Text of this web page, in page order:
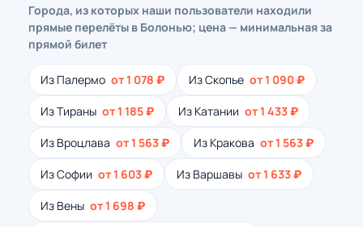
Города, из которых наши пользователи находили
прямые перелёты в Болонью; цена — минимальная за
прямой билет
Из Палермо от 1 078 ₽ Из Скопье от 1 090 ₽
Из Тираны от 1 185 ₽ Из Катании от 1 433 ₽
Из Вроцлава от 1 563 ₽ Из Кракова от 1 563 ₽
Из Софии от 1 603 ₽ Из Варшавы от 1 633 ₽
Из Вены от 1 698 ₽